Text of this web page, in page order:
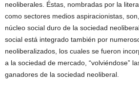
neoliberales. Éstas, nombradas por la
como sectores medios aspiracionistas,
núcleo social duro de la sociedad
social está integrado también por
neoliberalizados, los cuales se fueron
a la sociedad de mercado, “volviéndose”
ganadores de la sociedad neoliberal.